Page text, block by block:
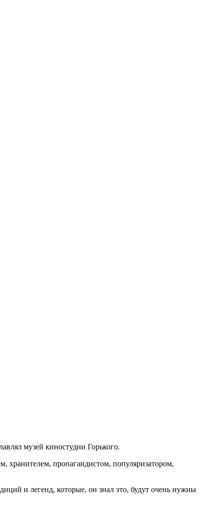
музей киностудии Горького.
пропагандистом, популяризатором,
и легенд, которые, он знал это, будут очень нужны